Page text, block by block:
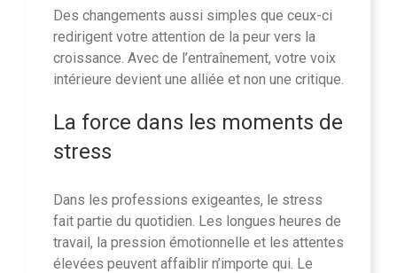
Des changements aussi simples que ceux-ci
redirigent votre attention de la peur vers la
croissance. Avec de l’entraînement, votre voix
intérieure devient une alliée et non une critique.
La force dans les moments de
stress
Dans les professions exigeantes, le stress
fait partie du quotidien. Les longues heures de
travail, la pression émotionnelle et les attentes
élevées peuvent affaiblir n’importe qui. Le